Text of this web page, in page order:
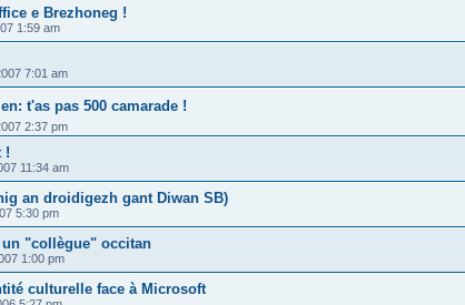
e Brezhoneg !
1:59 am
7:01 am
t'as pas 500 camarade !
2:37 pm
!
11:34 am
an droidigezh gant Diwan SB)
5:30 pm
"collègue" occitan
1:00 pm
culturelle face à Microsoft